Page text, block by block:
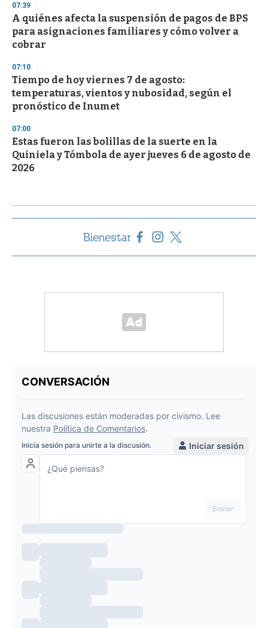
07:39
A quiénes afecta la suspensión de pagos de BPS
para asignaciones familiares y cómo volver a
cobrar
07:10
Tiempo de hoy viernes 7 de agosto:
temperaturas, vientos y nubosidad, según el
pronóstico de Inumet
07:00
Estas fueron las bolillas de la suerte en la
Quiniela y Tómbola de ayer jueves 6 de agosto de
2026